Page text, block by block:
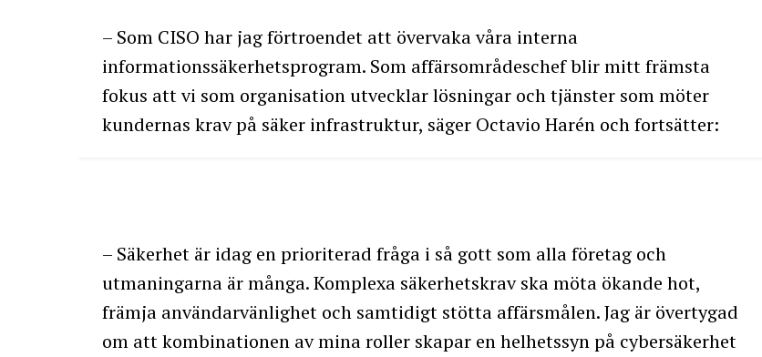
– Som CISO har jag förtroendet att övervaka våra interna
informationssäkerhetsprogram. Som affärsområdeschef blir mitt främsta
fokus att vi som organisation utvecklar lösningar och tjänster som möter
kundernas krav på säker infrastruktur, säger Octavio Harén och fortsätter:
– Säkerhet är idag en prioriterad fråga i så gott som alla företag och
utmaningarna är många. Komplexa säkerhetskrav ska möta ökande hot,
främja användarvänlighet och samtidigt stötta affärsmålen. Jag är övertygad
om att kombinationen av mina roller skapar en helhetssyn på cybersäkerhet